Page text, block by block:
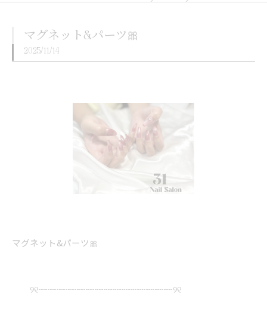
マグネット&パーツ🎀
2025/11/14
マグネット&パーツ🎀
୨୧┈┈┈┈┈┈┈┈┈┈┈┈┈┈┈୨୧